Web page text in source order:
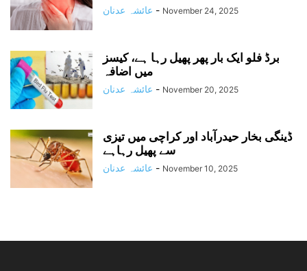
عائشہ عدنان - November 24, 2025
برڈ فلو ایک بار پھر پھیل رہا ہے، کیسز
میں اضافہ
عائشہ عدنان - November 20, 2025
ڈینگی بخار حیدرآباد اور کراچی میں تیزی
سے پھیل رہاہے
عائشہ عدنان - November 10, 2025